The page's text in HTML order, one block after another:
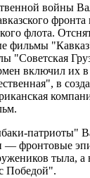
войны
флота.
фильмы
"Советская
включил их
в
патриоты"
— фронтовые
тыла, а
Победой".